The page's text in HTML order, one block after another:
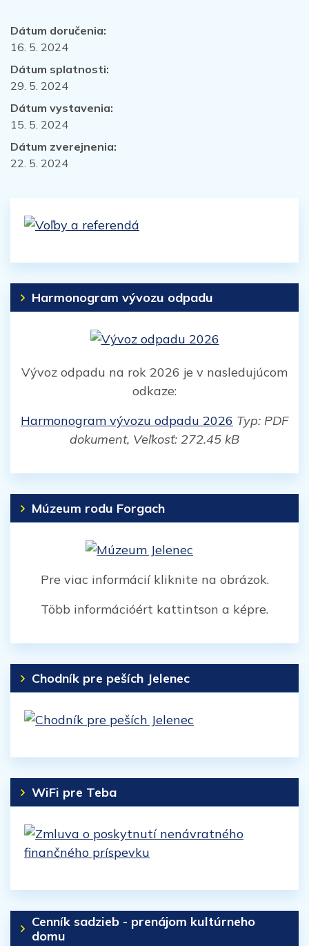
Dátum doručenia:
16. 5. 2024
Dátum splatnosti:
29. 5. 2024
Dátum vystavenia:
15. 5. 2024
Dátum zverejnenia:
22. 5. 2024
Harmonogram vývozu odpadu
Vývoz odpadu na rok 2026 je v nasledujúcom
odkaze:
Harmonogram vývozu odpadu 2026 Typ: PDF
dokument, Veľkosť: 272.45 kB
Múzeum rodu Forgach
Pre viac informácií kliknite na obrázok.
Több információért kattintson a képre.
Chodník pre peších Jelenec
WiFi pre Teba
Cenník sadzieb - prenájom kultúrneho
domu